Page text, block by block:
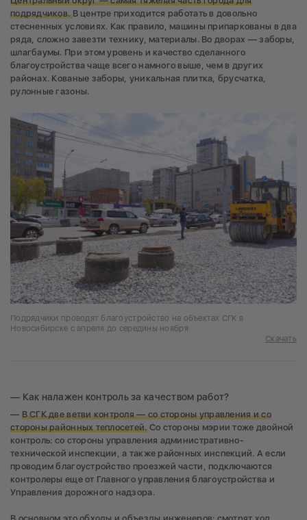
подрядчиков.В центре приходится работать в довольно
стесненных условиях. Как правило, машины припаркованы в два
ряда, сложно завезти технику, материалы. Во дворах — заборы,
шлагбаумы. При этом уровень и качество сделанного
благоустройства чаще всего намного выше, чем в других
районах. Кованые заборы, уникальная плитка, брусчатка,
рулонные газоны.
Подрядчики проводят благоустройство на объектах СГК в
Новосибирске с апреля до середины ноября
Скачать
— Как налажен контроль за качеством работ?
— В СГК две ветви контроля — со стороны управленияи со
стороны районных теплосетей.Со стороны мэрии тоже двойной
контроль: со стороны управления административно-
технической инспекции, а также районных инспекций. А если
проводим благоустройство проезжей части, подключаются
контролеры еще от Главного управления благоустройства и
Управления дорожного надзора.